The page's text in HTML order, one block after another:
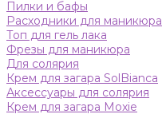
Пилки и бафы
Расходники для маникюра
Топ для гель лака
Фрезы для маникюра
Для солярия
Крем для загара SolBianca
Аксессуары для солярия
Крем для загара Moxie